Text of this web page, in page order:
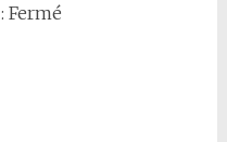
Fermé